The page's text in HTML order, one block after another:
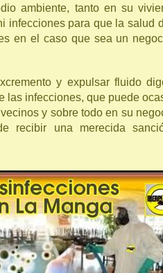
ambiente, tanto en su
infecciones para que la salud
en el caso que sea un
y expulsar fluido
las infecciones, que puede
y sobre todo en su
recibir una merecida